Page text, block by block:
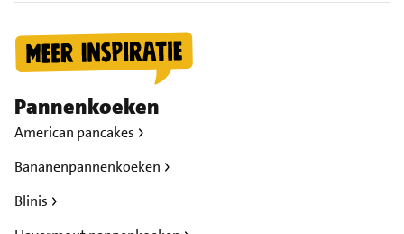
Pannenkoeken
American pancakes
Bananenpannenkoeken
Blinis